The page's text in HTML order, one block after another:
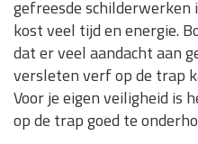
gefreesde schilderwerken
kost veel tijd en energie.
dat er veel aandacht aan
versleten verf op de trap
Voor je eigen veiligheid is
op de trap goed te